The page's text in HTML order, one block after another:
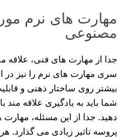
مهارت های نرم
مصنوعی
جدا از مهارت های فنی، علاقه
سری مهارت های نرم را نیز در
بیشتر روی ساختار ذهنی و
شما باید به یادگیری علاقه مند
دهید. جدا از این مسئله،
پروسه تاثیر زیادی می گذارد.